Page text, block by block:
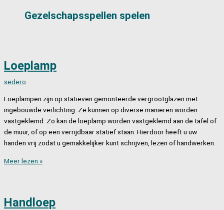
Gezelschapsspellen spelen
Loeplamp
sedero
Loeplampen zijn op statieven gemonteerde vergrootglazen met
ingebouwde verlichting. Ze kunnen op diverse manieren worden
vastgeklemd. Zo kan de loeplamp worden vastgeklemd aan de tafel of
de muur, of op een verrijdbaar statief staan. Hierdoor heeft u uw
handen vrij zodat u gemakkelijker kunt schrijven, lezen of handwerken.
Loeplamp
Meer lezen »
Handloep